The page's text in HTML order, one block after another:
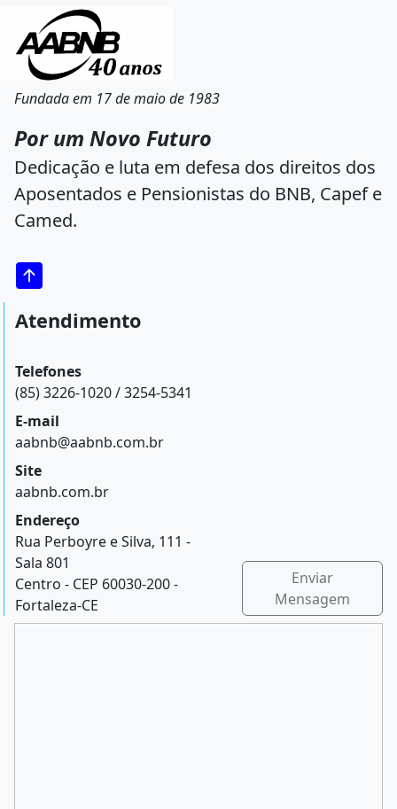
Fundada em 17 de maio de 1983
Por um Novo Futuro
Dedicação e luta em defesa dos direitos dos
Aposentados e Pensionistas do BNB, Capef e
Camed.
Atendimento
Telefones
(85) 3226-1020 / 3254-5341
E-mail
aabnb@aabnb.com.br
Site
aabnb.com.br
Endereço
Rua Perboyre e Silva, 111 -
Sala 801
Centro - CEP 60030-200 -
Fortaleza-CE
Enviar
Mensagem